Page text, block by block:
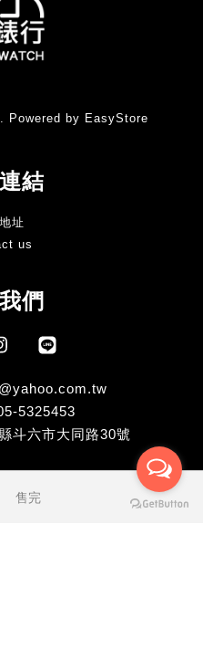
售完
Powered by EasyStore
結
址
us
們
Instagram
5325453
斗六市大同路30號